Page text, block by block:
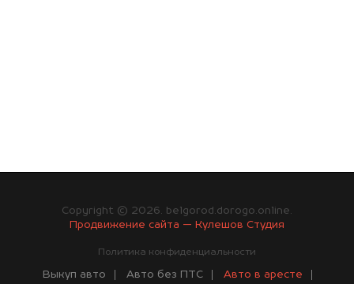
Copyright © 2026. belgorod.dorogo.online.
Продвижение сайта — Кулешов Студия
Политика конфиденциальности
Выкуп авто Авто без ПТС Авто в аресте